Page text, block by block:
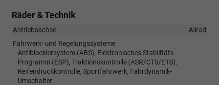
Räder & Technik
Antriebsachse
Allrad
Fahrwerk- und Regelungssysteme
Antiblockiersystem (ABS), Elektronisches Stabilitäts-
Programm (ESP), Traktionskontrolle (ASR/CTS/ETS),
Reifendruckkontrolle, Sportfahrwerk, Fahrdynamik-
Umschalter